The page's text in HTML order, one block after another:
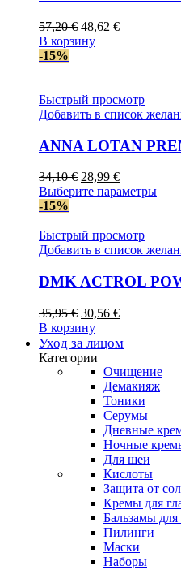
57,20€ Первоначальная
цена
48,62 €Текущая
В корзину
-15%
Быстрый просмотр
Добавить в список
ANNA LOTAN
34,10€ Первоначальная
цена
28,99 €Текущая
цена:
Выберите параметрыЭтот
-15%
Быстрый просмотр
Добавить в список
DMK ACTROL
35,95€ Первоначальная
цена
составляла
35,95 €.
30,56 €Текущая
30,56 €.
В корзину
Уход за лицом
Категории
Очищение
Демакияж
Тоники
Серумы
Дневные
Ночные
Для шеи
Кислоты
Защита от
Кремы для
Бальзамы для
Пилинги
Маски
Наборы